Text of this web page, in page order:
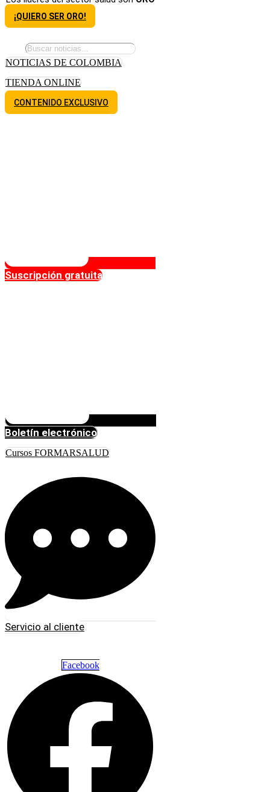
¡QUIERO SER ORO!
NOTICIAS DE COLOMBIA
TIENDA ONLINE
CONTENIDO EXCLUSIVO
Suscripción gratuita
Boletín electrónico
Cursos FORMARSALUD
Servicio al cliente
Facebook